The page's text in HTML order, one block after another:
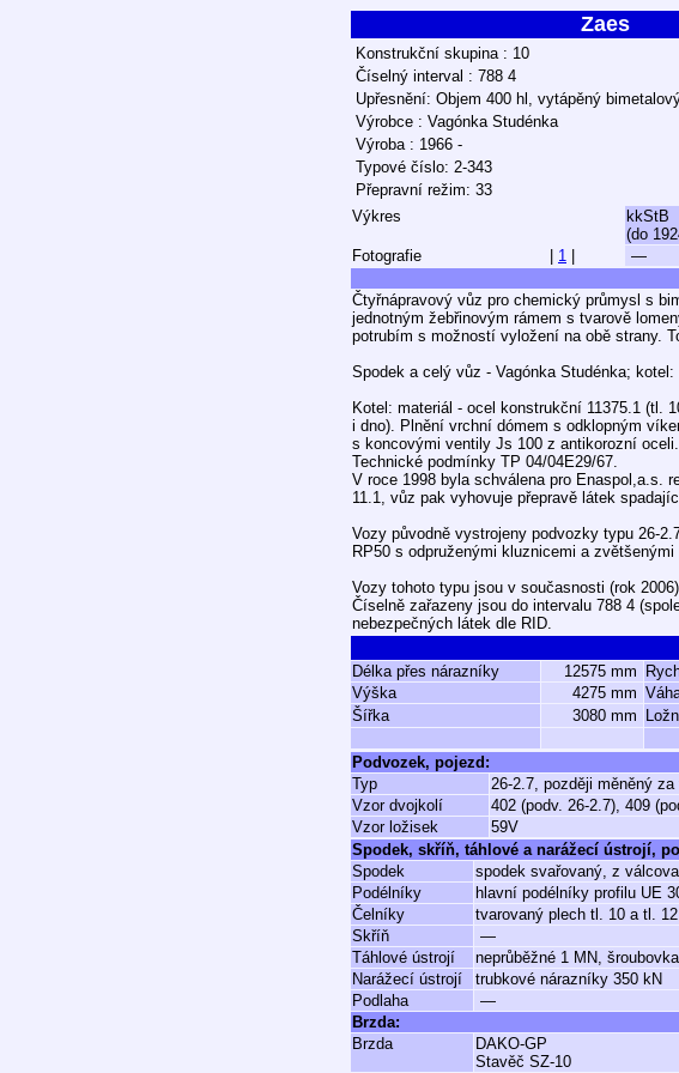
Zaes
Konstrukční skupina : 10
Číselný interval : 788 4
Upřesnění: Objem 400 hl, vytápěný
Výrobce : Vagónka Studénka
Výroba : 1966 -
Typové číslo: 2-343
Přepravní režim: 33
Výkres
kkStB
(do
Fotografie
1 —
Čtyřnápravový vůz pro chemický průmysl s
jednotným žebřinovým rámem s tvarově
potrubím s možností vyložení na obě strany.
Spodek a celý vůz - Vagónka Studénka;
Kotel: materiál - ocel konstrukční 11375.1 (tl.
i dno). Plnění vrchní dómem s odklopným
s koncovými ventily Js 100 z antikorozní
Technické podmínky TP 04/04E29/67.
V roce 1998 byla schválena pro Enaspol,a.s.
11.1, vůz pak vyhovuje přepravě látek
Vozy původně vystrojeny podvozky typu 26-
RP50 s odpruženými kluznicemi a
Vozy tohoto typu jsou v současnosti (rok
Číselně zařazeny jsou do intervalu 788 4
nebezpečných látek dle RID.
Délka přes nárazníky 12575 mm
Výška
4275 mm
Šířka
3080 mm
Podvozek, pojezd:
Typ
26-2.7, později měněný za
Vzor dvojkolí
402 (podv. 26-2.7), 409
Vzor ložisek
59V
Spodek, skříň, táhlové a narážecí ústrojí,
Spodek
spodek svařovaný, z
Podélníky
hlavní podélníky profilu UE
Čelníky
tvarovaný plech tl. 10 a tl.
Skříň
—
Táhlové ústrojí
neprůběžné 1 MN,
Narážecí ústrojí
trubkové nárazníky 350 kN
Podlaha
—
Brzda:
Brzda
DAKO-GP
Stavěč SZ-10